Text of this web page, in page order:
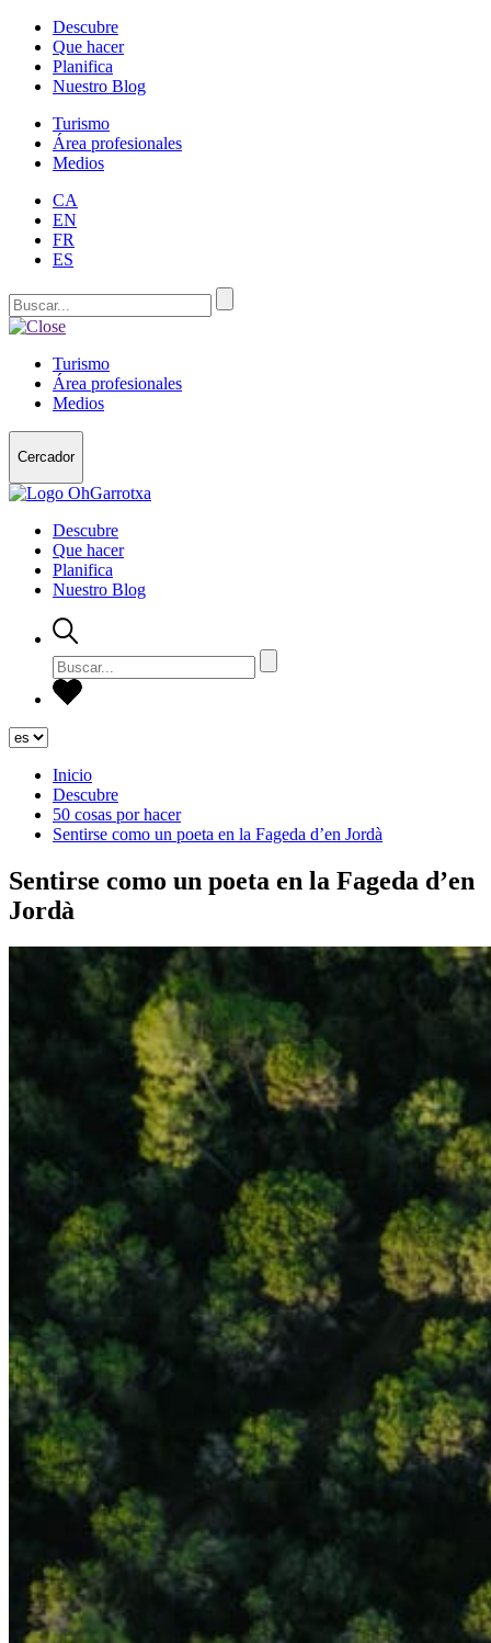
Descubre
Que hacer
Planifica
Nuestro Blog
Turismo
Área profesionales
Medios
CA
EN
FR
ES
Turismo
Área profesionales
Medios
Cercador
Descubre
Que hacer
Planifica
Nuestro Blog
Inicio
Descubre
50 cosas por hacer
Sentirse como un poeta en la Fageda d’en Jordà
Sentirse como un poeta en la Fageda d’en
Jordà